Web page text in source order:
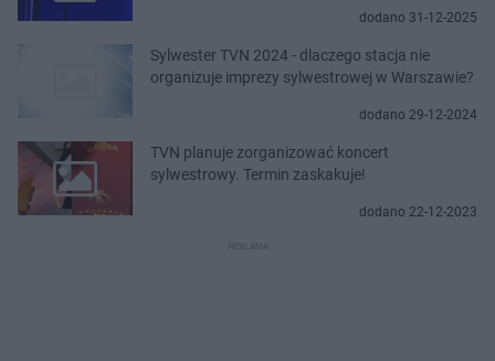
dodano 31-12-2025
Sylwester TVN 2024 - dlaczego stacja nie
organizuje imprezy sylwestrowej w Warszawie?
dodano 29-12-2024
TVN planuje zorganizować koncert
sylwestrowy. Termin zaskakuje!
dodano 22-12-2023